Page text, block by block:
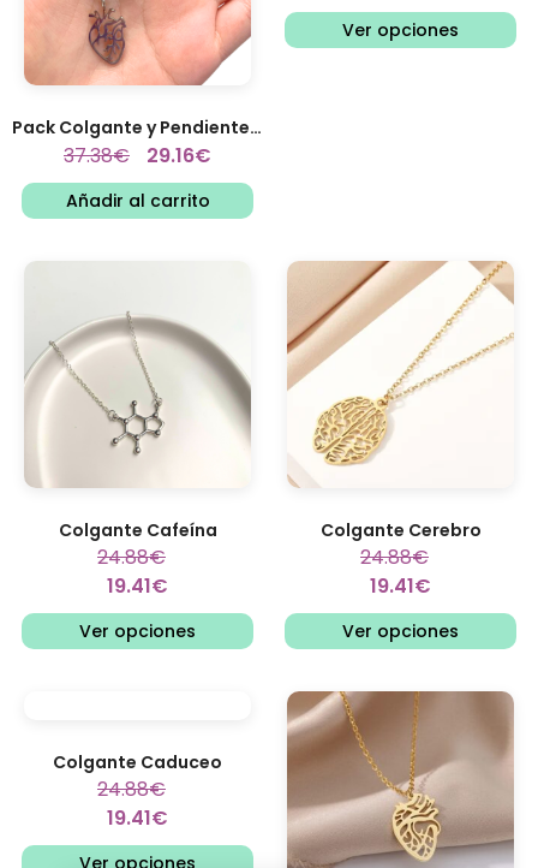
Pack Colgante y Pendientes...
37.38€ 29.16€
Añadir al carrito
Ver opciones
Colgante Cafeína
24.88€
19.41€
Ver opciones
Colgante Cerebro
24.88€
19.41€
Ver opciones
Colgante Caduceo
24.88€
19.41€
Ver opciones